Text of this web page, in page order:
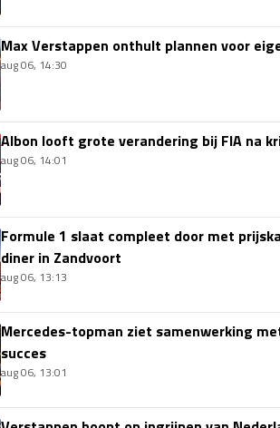
Max Verstappen onthult plannen voor
aug 06, 14:30
Albon looft grote verandering bij FIA na
aug 06, 14:01
Formule 1 slaat compleet door met
diner in Zandvoort
aug 06, 13:13
Mercedes-topman ziet samenwerking
succes
aug 06, 13:01